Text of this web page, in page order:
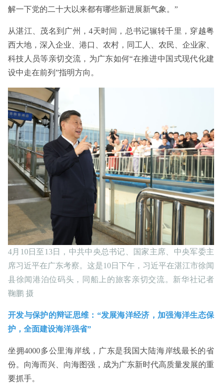
解一下党的二十大以来都有哪些新进展新气象。”
从湛江、茂名到广州，4天时间，总书记辗转千里，穿越粤
西大地，深入企业、港口、农村，同工人、农民、企业家、
科技人员等亲切交流，为广东如何“在推进中国式现代化建
设中走在前列”指明方向。
4月10日至13日，中共中央总书记、国家主席、中央军委主
席习近平在广东考察。这是10日下午，习近平在湛江市徐闻
县徐闻港泊位码头，同船上的旅客亲切交流。新华社记者
鞠鹏 摄
开发与保护的辩证思维：“发展海洋经济，加强海洋生态保
护，全面建设海洋强省”
坐拥4000多公里海岸线，广东是我国大陆海岸线最长的省
份。向海而兴、向海图强，成为广东新时代高质量发展的重
要抓手。